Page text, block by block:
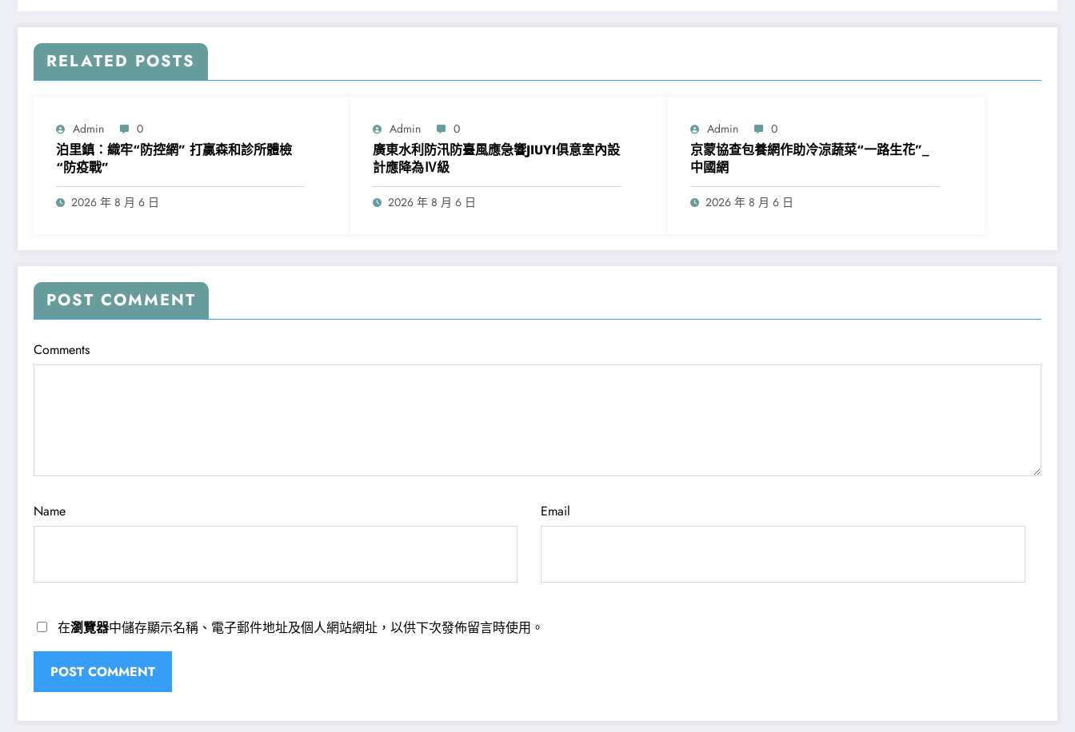
RELATED POSTS
Admin 0
泊里鎮：織牢“防控網” 打贏森和診所體檢
“防疫戰”
2026 年 8 月 6 日
Admin 0
廣東水利防汛防臺風應急響JIUYI俱意室內設
計應降為Ⅳ級
2026 年 8 月 6 日
Admin 0
京蒙協查包養網作助冷涼蔬菜“一路生花”_
中國網
2026 年 8 月 6 日
POST COMMENT
Comments
Name Email
在瀏覽器中儲存顯示名稱、電子郵件地址及個人網站網址，以供下次發佈留言時使用。